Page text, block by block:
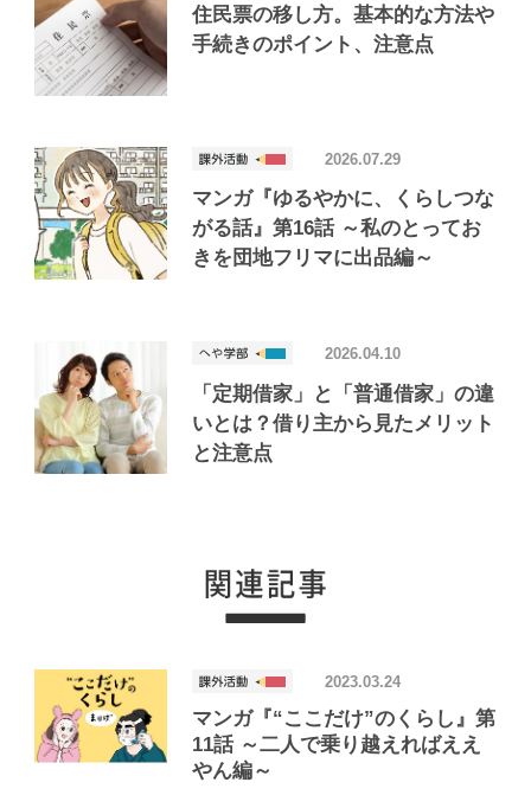
住民票の移し方。基本的な方法や
手続きのポイント、注意点
マンガ『ゆるやかに、くらしつな
がる話』第16話 ～私のとってお
きを団地フリマに出品編～
2026.07.29
「定期借家」と「普通借家」の違
いとは？借り主から見たメリット
と注意点
2026.04.10
マンガ『“ここだけ”のくらし』第
11話 ～二人で乗り越えればええ
やん編～
2023.03.24